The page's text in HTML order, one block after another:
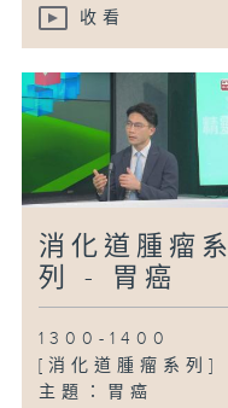
收看
消化道腫瘤系
列 - 胃癌
1300-1400
[消化道腫瘤系列]
主題：胃癌